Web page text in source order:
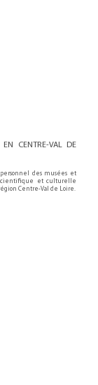
CENTRE-VAL DE
des musées et
et culturelle
Centre-Val de Loire.